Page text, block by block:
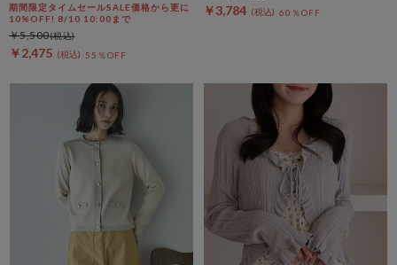
期間限定タイムセールSALE価格から更に
10%OFF! 8/10 10:00まで
￥2,475 55％OFF
￥5,500
￥3,784 60％OFF